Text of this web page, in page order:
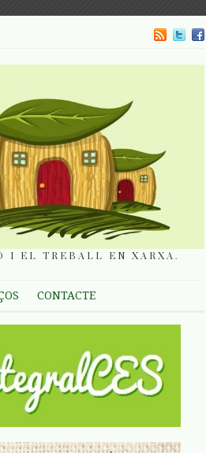
I EL TREBALL EN XARXA.
CONTACTE